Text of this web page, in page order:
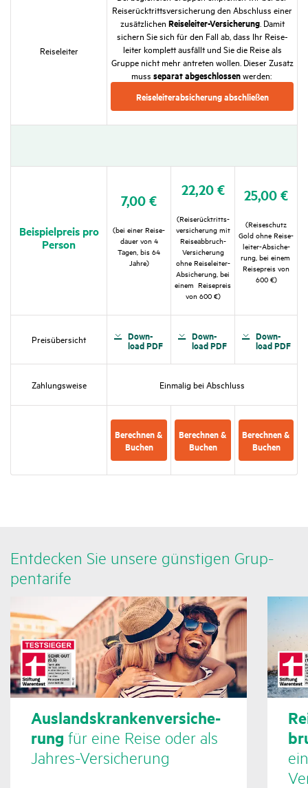
Reise­leiter
Reise­rück­tritts­ver­si­che­rung den Abschluss einer
zusätz­li­chen Reise­leiter-Versi­che­rung. Damit
sichern Sie sich für den Fall ab, dass Ihr Reise­
leiter komplett ausfällt und Sie die Reise als
Gruppe nicht mehr antreten wollen. Dieser Zusatz
muss separat abge­schlossenwerden:
Reise­lei­ter­ab­si­che­rung abschließen
Beispiel­preis pro
Person
7,00 €
(bei einer Reise­
dauer von 4
Tagen, bis 64
Jahre)
22,20 €
(Reise­rück­tritts­
ver­si­che­rung mit
Reise­ab­bruch-
Versi­che­rung
ohne Reise­leiter-
Absi­che­rung, bei
einem Reise­preis
von 600 €)
25,00 €
(Reise­schutz
Gold ohne Reise­
leiter-Absi­che­
rung, bei einem
Reise­preis von
600 €)
Preis­über­sicht Down­
load PDF
Down­
load PDF
Down­
load PDF
Zahlungs­weise Einmalig bei Abschluss
Berechnen &
Buchen
Berechnen &
Buchen
Berechnen &
Buchen
Entde­cken Sie unsere güns­tigen Grup­
pen­ta­rife
Auslands­kran­ken­ver­si­che­
rung für eine Reise oder als
Jahres-Versi­che­rung